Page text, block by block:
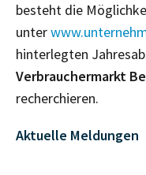
besteht die
unter
hinterlegten
Verbrauchermarkt
recherchieren.
Aktuelle Meldungen